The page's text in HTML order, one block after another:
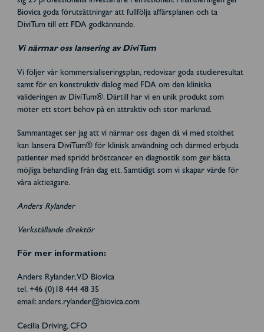
Biovica goda förutsättningar att fullfölja affärsplanen och ta
DiviTum till ett FDA godkännande.
Vi närmar oss lansering av DiviTum
Vi följer vår kommersialiseringsplan, redovisar goda studieresultat
samt för en konstruktiv dialog med FDA om den kliniska
valideringen av DiviTum®. Därtill har vi en unik produkt som
möter ett stort behov på en attraktiv och stor marknad.
Sammantaget ser jag att vi närmar oss dagen då vi med stolthet
kan lansera DiviTum® för klinisk användning och därmed erbjuda
patienter med spridd bröstcancer en diagnostik som ger bästa
möjliga behandling från dag ett. Samtidigt som vi skapar värde för
våra aktieägare.
Anders Rylander
Verkställande direktör
För mer information:
Anders Rylander, VD Biovica
tel. +46 (0)18 444 48 35
email: anders.rylander@biovica.com
Cecilia Driving, CFO